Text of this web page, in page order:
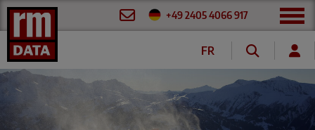
+49 2405 4066 917
FR
DE